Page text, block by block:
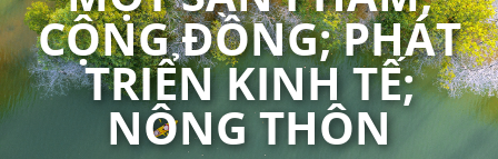
CỘNG ĐỒNG; PHÁT
TRIỂN KINH TẾ;
NÔNG THÔN